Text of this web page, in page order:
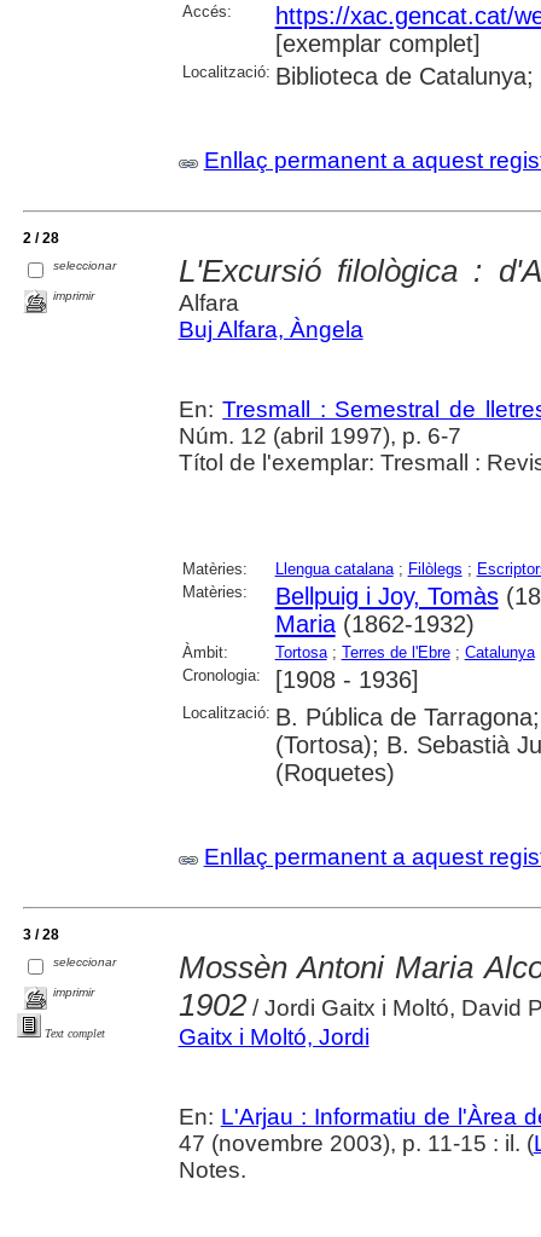
Accés:
https://xac.gencat.cat/
[exemplar complet]
Localització: Biblioteca de
Enllaç permanent a aquest
2 / 28
seleccionar
imprimir
L'Excursió filològica :
Alfara
Buj Alfara, Àngela
En:Tresmall : Semestral de
Núm. 12 (abril 1997), p. 6-7
Títol de l'exemplar: Tresmall :
Matèries: Llengua catalana; Filòlegs ;
Matèries:
Bellpuig i Joy, Tomàs
Maria(1862-1932)
Àmbit: Tortosa; Terres de l'Ebre; Catalunya
Cronologia:
[1908 - 1936]
Localització: B. Pública de
(Tortosa); B. Sebastià
(Roquetes)
Enllaç permanent a aquest
3 / 28
seleccionar
imprimir
Text complet
Mossèn Antoni Maria
1902/ Jordi Gaitx i Moltó, David
Gaitx i Moltó, Jordi
En: L'Arjau : Informatiu de l'Àrea
47 (novembre 2003), p. 11-15 : il. (
Notes.